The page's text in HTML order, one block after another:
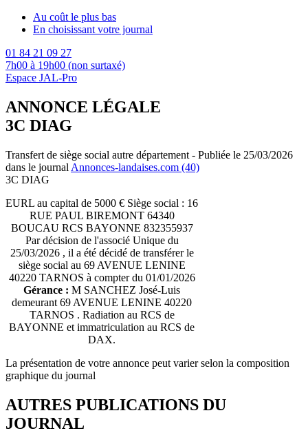
Au coût le plus bas
En choisissant votre journal
01 84 21 09 27
7h00 à 19h00 (non surtaxé)
Espace JAL-Pro
ANNONCE LÉGALE
3C DIAG
Transfert de siège social autre département - Publiée le 25/03/2026
dans le journal Annonces-landaises.com (40)
3C DIAG
EURL au capital de 5000 € Siège social : 16
RUE PAUL BIREMONT 64340
BOUCAU RCS BAYONNE 832355937
Par décision de l'associé Unique du
25/03/2026 , il a été décidé de transférer le
siège social au 69 AVENUE LENINE
40220 TARNOS à compter du 01/01/2026
Gérance : M SANCHEZ José-Luis
demeurant 69 AVENUE LENINE 40220
TARNOS . Radiation au RCS de
BAYONNE et immatriculation au RCS de
DAX.
La présentation de votre annonce peut varier selon la composition
graphique du journal
AUTRES PUBLICATIONS DU
JOURNAL